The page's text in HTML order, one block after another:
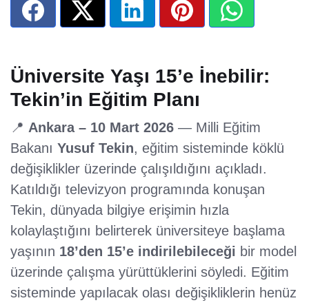
Üniversite Yaşı 15’e İnebilir:
Tekin’in Eğitim Planı
📍 Ankara – 10 Mart 2026 — Milli Eğitim
Bakanı Yusuf Tekin, eğitim sisteminde köklü
değişiklikler üzerinde çalışıldığını açıkladı.
Katıldığı televizyon programında konuşan
Tekin, dünyada bilgiye erişimin hızla
kolaylaştığını belirterek üniversiteye başlama
yaşının 18’den 15’e indirilebileceği bir model
üzerinde çalışma yürüttüklerini söyledi. Eğitim
sisteminde yapılacak olası değişikliklerin henüz